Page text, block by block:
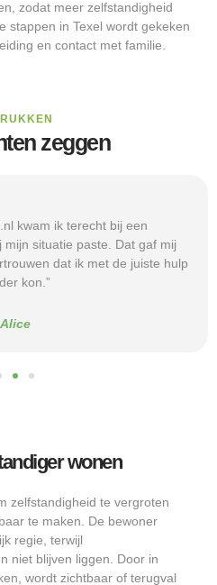
zodat meer zelfstandigheid
stappen in Texel wordt gekeken
en contact met familie.
zeggen
kwam ik terecht bij een
situatie paste. Dat gaf mij
dat ik met de juiste hulp
kon.”
Alice
wonen
zelfstandigheid te vergroten
te maken. De bewoner
regie, terwijl
niet blijven liggen. Door in
wordt zichtbaar of terugval